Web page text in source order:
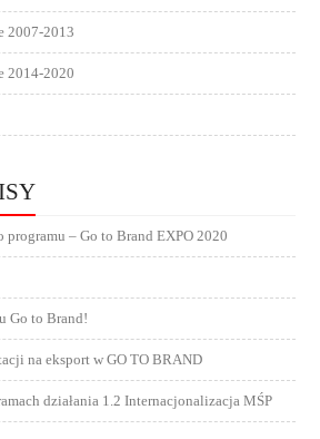
2007-2013
2014-2020
programu – Go to Brand EXPO 2020
Go to Brand!
na eksport w GO TO BRAND
działania 1.2 Internacjonalizacja MŚP